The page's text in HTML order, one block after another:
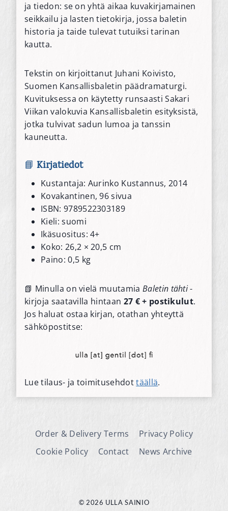
ja tiedon: se on yhtä aikaa kuvakirjamainen
seikkailu ja lasten tietokirja, jossa baletin
historia ja taide tulevat tutuiksi tarinan
kautta.
Tekstin on kirjoittanut Juhani Koivisto,
Suomen Kansallisbaletin päädramaturgi.
Kuvituksessa on käytetty runsaasti Sakari
Viikan valokuvia Kansallisbaletin esityksistä,
jotka tulvivat sadun lumoa ja tanssin
kauneutta.
📘 Kirjatiedot
Kustantaja: Aurinko Kustannus, 2014
Kovakantinen, 96 sivua
ISBN: 9789522303189
Kieli: suomi
Ikäsuositus: 4+
Koko: 26,2 × 20,5 cm
Paino: 0,5 kg
📗 Minulla on vielä muutamia Baletin tähti-
kirjoja saatavilla hintaan 27 € + postikulut.
Jos haluat ostaa kirjan, otathan yhteyttä
sähköpostitse:
Lue tilaus- ja toimitusehdottäällä.
Order & Delivery Terms
Privacy Policy
Cookie Policy
Contact News Archive
© 2026 ULLA SAINIO